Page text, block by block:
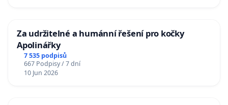
Za udržitelné a humánní řešení pro kočky
Apolinářky
7 535 podpisů
667 Podpisy / 7 dní
10 Jun 2026